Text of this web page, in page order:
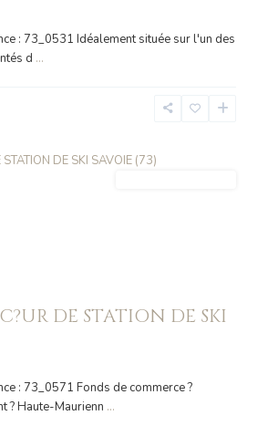
: 73_0531 Idéalement située sur l'un des
d ...
DE STATION DE SKI
: 73_0571 Fonds de commerce ?
? Haute-Maurienn ...